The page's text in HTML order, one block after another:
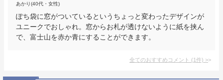
あかり(40代・女性)
ぽち袋に窓がついているというちょっと変わったデザインが
ユニークでおしゃれ。窓からお札が透けないように紙を挟ん
で、富士山を赤か青にすることができます。
全てのおすすめコメント (1件) >